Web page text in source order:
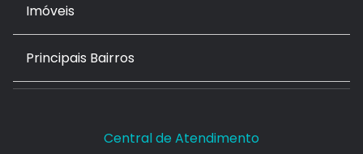
Imóveis
Principais Bairros
Central de Atendimento